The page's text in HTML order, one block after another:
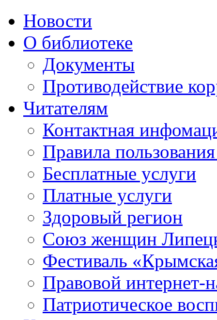
Новости
О библиотеке
Документы
Противодействие
Читателям
Контактная
Правила
Бесплатные услуги
Платные услуги
Здоровый регион
Союз женщин
Фестиваль
Правовой интернет-
Патриотическое